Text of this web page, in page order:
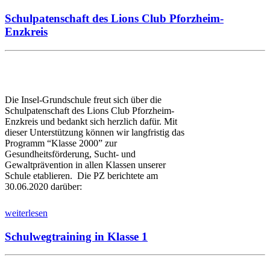
Schulpatenschaft des Lions Club Pforzheim-
Enzkreis
Die Insel-Grundschule freut sich über die
Schulpatenschaft des Lions Club Pforzheim-
Enzkreis und bedankt sich herzlich dafür. Mit
dieser Unterstützung können wir langfristig das
Programm “Klasse 2000” zur
Gesundheitsförderung, Sucht- und
Gewaltprävention in allen Klassen unserer
Schule etablieren. Die PZ berichtete am
30.06.2020 darüber:
weiterlesen
Schulwegtraining in Klasse 1